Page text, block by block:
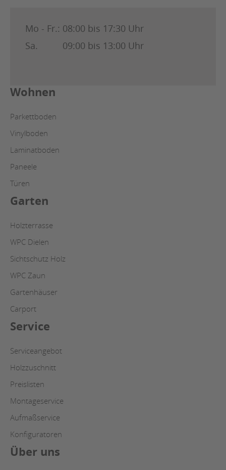
Mo - Fr.: 08:00 bis 17:30 Uhr
Sa.
09:00 bis 13:00 Uhr
Wohnen
Parkettboden
Vinylboden
Laminatboden
Paneele
Türen
Garten
Holzterrasse
WPC Dielen
Sichtschutz Holz
WPC Zaun
Gartenhäuser
Carport
Service
Serviceangebot
Holzzuschnitt
Preislisten
Montageservice
Aufmaßservice
Konfiguratoren
Über uns